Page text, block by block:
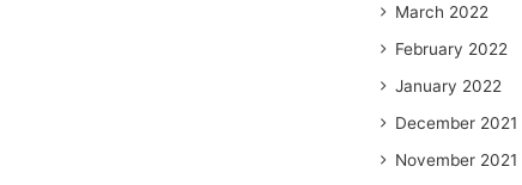
March 2022
February 2022
January 2022
December 2021
November 2021